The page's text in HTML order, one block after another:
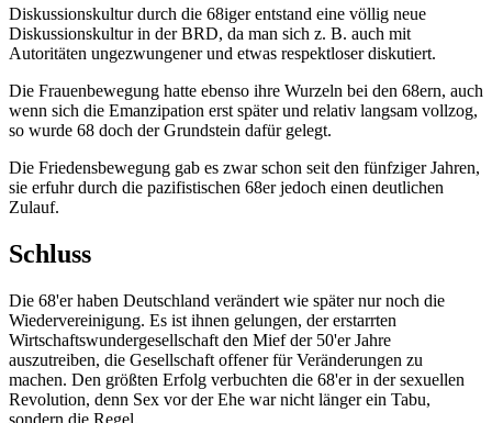
Diskussionskultur durch die 68iger entstand eine völlig neue
Diskussionskultur in der BRD, da man sich z. B. auch mit
Autoritäten ungezwungener und etwas respektloser diskutiert.
Die Frauenbewegung hatte ebenso ihre Wurzeln bei den 68ern, auch
wenn sich die Emanzipation erst später und relativ langsam vollzog,
so wurde 68 doch der Grundstein dafür gelegt.
Die Friedensbewegung gab es zwar schon seit den fünfziger Jahren,
sie erfuhr durch die pazifistischen 68er jedoch einen deutlichen
Zulauf.
Schluss
Die 68'er haben Deutschland verändert wie später nur noch die
Wiedervereinigung. Es ist ihnen gelungen, der erstarrten
Wirtschaftswundergesellschaft den Mief der 50'er Jahre
auszutreiben, die Gesellschaft offener für Veränderungen zu
machen. Den größten Erfolg verbuchten die 68'er in der sexuellen
Revolution, denn Sex vor der Ehe war nicht länger ein Tabu,
sondern die Regel.